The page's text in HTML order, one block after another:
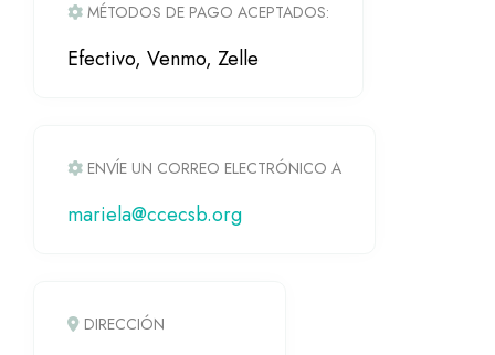
MÉTODOS DE PAGO ACEPTADOS:
Efectivo, Venmo, Zelle
ENVÍE UN CORREO ELECTRÓNICO A
mariela@ccecsb.org
DIRECCIÓN